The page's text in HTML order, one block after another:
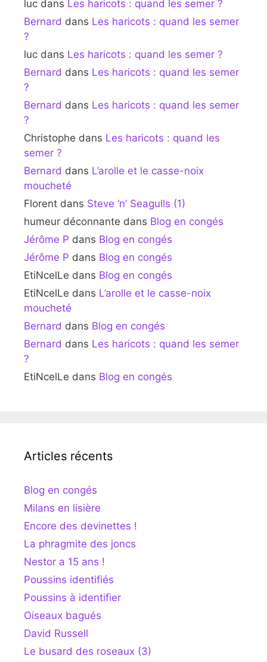
luc dans Les haricots : quand les semer ?
Bernard dans Les haricots : quand les semer
?
luc dans Les haricots : quand les semer ?
Bernard dans Les haricots : quand les semer
?
Bernard dans Les haricots : quand les semer
?
Christophe dans Les haricots : quand les
semer ?
Bernard dans L’arolle et le casse-noix
moucheté
Florent dans Steve ‘n’ Seagulls (1)
humeur déconnante dans Blog en congés
Jérôme P dans Blog en congés
Jérôme P dans Blog en congés
EtiNcelLe dans Blog en congés
EtiNcelLe dans L’arolle et le casse-noix
moucheté
Bernard dans Blog en congés
Bernard dans Les haricots : quand les semer
?
EtiNcelLe dans Blog en congés
Articles récents
Blog en congés
Milans en lisière
Encore des devinettes !
La phragmite des joncs
Nestor a 15 ans !
Poussins identifiés
Poussins à identifier
Oiseaux bagués
David Russell
Le busard des roseaux (3)